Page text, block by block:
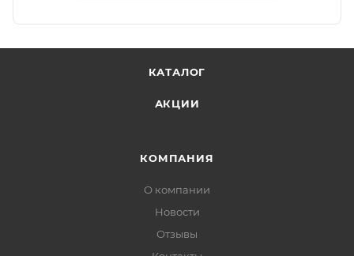
КАТАЛОГ
АКЦИИ
КОМПАНИЯ
О компании
Новости
Отзывы